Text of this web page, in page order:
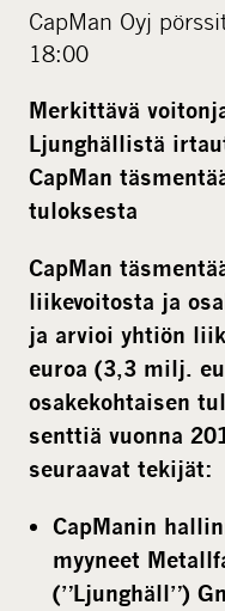
a
e
d
i
CapMan Oyj
18:00
Merkittävä
Ljunghällistä
CapMan
tuloksesta
CapMan
liikevoitosta ja
ja arvioi yhtiön
euroa (3,3 milj.
osakekohtaisen
senttiä vuonna
seuraavat tekijät:
CapManin
myyneet
(”Ljunghäll”)